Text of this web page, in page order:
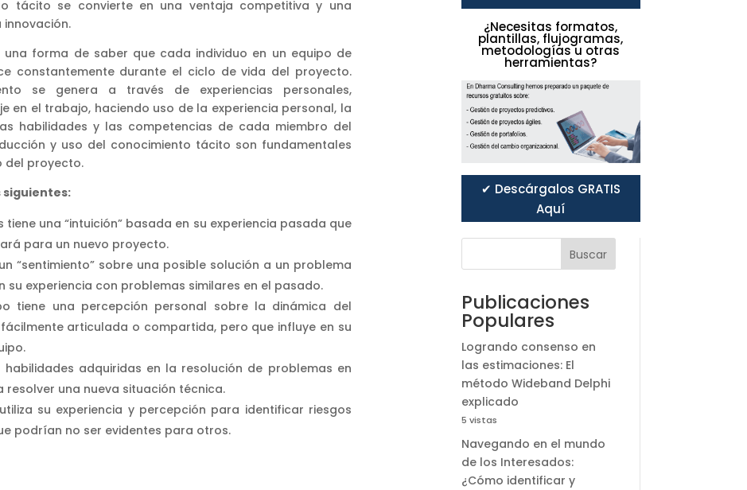
tácito se convierte en una ventaja competitiva y una
una forma de saber que cada individuo en un equipo de
constantemente durante el ciclo de vida del proyecto.
se genera a través de experiencias personales,
en el trabajo, haciendo uso de la experiencia personal, la
habilidades y las competencias de cada miembro del
y uso del conocimiento tácito son fundamentales
del proyecto.
siguientes:
una “intuición” basada en su experiencia pasada que
para un nuevo proyecto.
“sentimiento” sobre una posible solución a un problema
experiencia con problemas similares en el pasado.
tiene una percepción personal sobre la dinámica del
articulada o compartida, pero que influye en su
habilidades adquiridas en la resolución de problemas en
una nueva situación técnica.
su experiencia y percepción para identificar riesgos
podrían no ser evidentes para otros.
¿Necesitas formatos,
plantillas, flujogramas,
metodologías u otras
herramientas?
✔ Descárgalos GRATIS
Aquí
Buscar
Publicaciones
Populares
Logrando consenso en
las estimaciones: El
método Wideband Delphi
explicado
5 vistas
Navegando en el mundo
de los Interesados:
¿Cómo identificar y